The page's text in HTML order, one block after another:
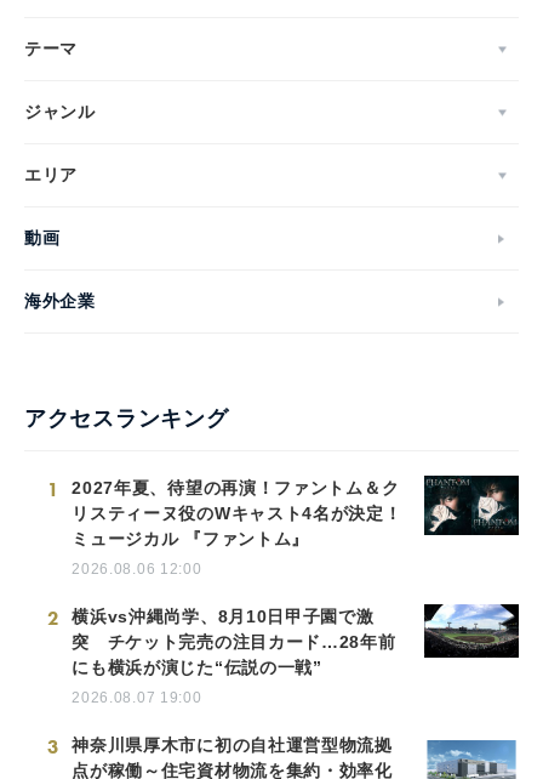
テーマ
ジャンル
エリア
動画
海外企業
アクセスランキング
1
2027年夏、待望の再演！ファントム＆ク
リスティーヌ役のWキャスト4名が決定！
ミュージカル 『ファントム』
2026.08.06 12:00
2
横浜vs沖縄尚学、8月10日甲子園で激
突 チケット完売の注目カード…28年前
にも横浜が演じた“伝説の一戦”
2026.08.07 19:00
3
神奈川県厚木市に初の自社運営型物流拠
点が稼働～住宅資材物流を集約・効率化